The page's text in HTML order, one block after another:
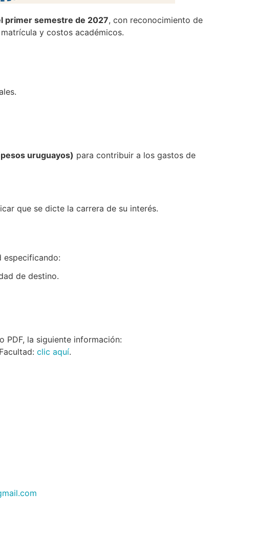
primer semestre de 2027, con reconocimiento de
y costos académicos.
uruguayos) para contribuir a los gastos de
que se dicte la carrera de su interés.
especificando:
de destino.
PDF, la siguiente información:
clic aquí.